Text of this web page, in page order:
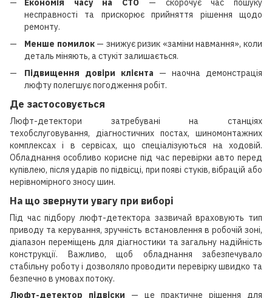
несправності та прискорює прийняття рішення щодо
ремонту.
Менше помилок— знижує ризик «заміни навмання», коли
деталь міняють, а стукіт залишається.
Підвищення довіри клієнта — наочна демонстрація
люфту полегшує погодження робіт.
Де застосовується
Люфт-детектори затребувані на станціях
техобслуговування, діагностичних постах, шиномонтажних
комплексах і в сервісах, що спеціалізуються на ходовій.
Обладнання особливо корисне під час перевірки авто перед
купівлею, після ударів по підвісці, при появі стуків, вібрацій або
нерівномірного зносу шин.
На що звернути увагу при виборі
Під час підбору люфт-детектора зазвичай враховують тип
приводу та керування, зручність встановлення в робочій зоні,
діапазон переміщень для діагностики та загальну надійність
конструкції. Важливо, щоб обладнання забезпечувало
стабільну роботу і дозволяло проводити перевірку швидко та
безпечно в умовах потоку.
Люфт-детектор підвіски — це практичне рішення для